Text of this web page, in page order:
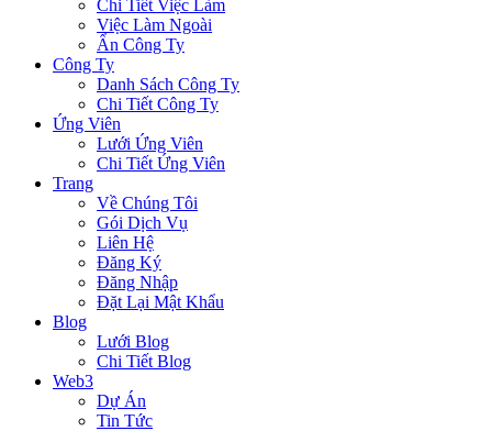
Chi Tiết Việc Làm
Việc Làm Ngoài
Ẩn Công Ty
Công Ty
Danh Sách Công Ty
Chi Tiết Công Ty
Ứng Viên
Lưới Ứng Viên
Chi Tiết Ứng Viên
Trang
Về Chúng Tôi
Gói Dịch Vụ
Liên Hệ
Đăng Ký
Đăng Nhập
Đặt Lại Mật Khẩu
Blog
Lưới Blog
Chi Tiết Blog
Web3
Dự Án
Tin Tức